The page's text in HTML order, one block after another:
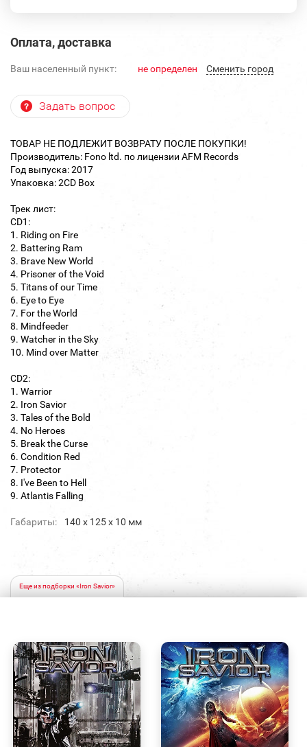
Оплата, доставка
Ваш населенный пункт: не определен Cменить город
Задать вопрос
ТОВАР НЕ ПОДЛЕЖИТ ВОЗВРАТУ ПОСЛЕ ПОКУПКИ!
Производитель: Fono ltd. по лицензии AFM Records
Год выпуска: 2017
Упаковка: 2CD Box
Трек лист:
CD1:
1. Riding on Fire
2. Battering Ram
3. Brave New World
4. Prisoner of the Void
5. Titans of our Time
6. Eye to Eye
7. For the World
8. Mindfeeder
9. Watcher in the Sky
10. Mind over Matter
CD2:
1. Warrior
2. Iron Savior
3. Tales of the Bold
4. No Heroes
5. Break the Curse
6. Condition Red
7. Protector
8. I've Been to Hell
9. Atlantis Falling
Габариты: 140 х 125 х 10 мм
Еще из подборки «Iron Savior»